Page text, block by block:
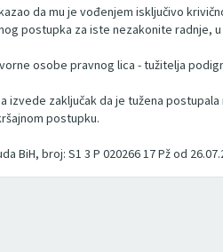
da mu je vođenjem isključivo
postupka za iste nezakonite
osobe pravnog lica - tužitelja
izvede zaključak da je tužena
postupku.
BiH, broj: S1 3 P 020266 17 Pž od